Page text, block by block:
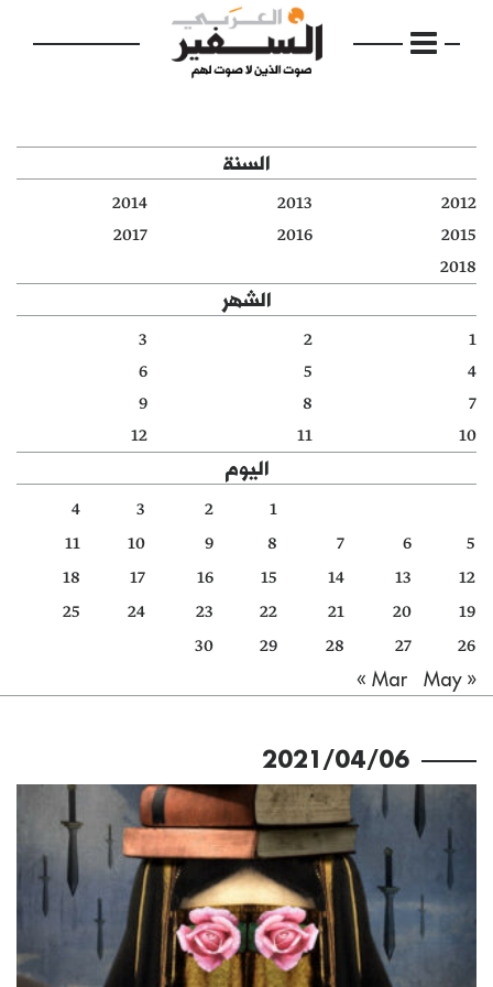
الرئيسية
مواضيع
دفاتر
الأرشيف
السنة
2012
2013
2014
2015
2016
2017
2018
الشهر
1
2
3
4
5
6
7
8
9
10
11
12
اليوم
1
2
3
4
5
6
7
8
9
10
11
12
13
14
15
16
17
18
19
20
21
22
23
24
25
26
27
28
29
30
« Mar
May »
2021/04/06